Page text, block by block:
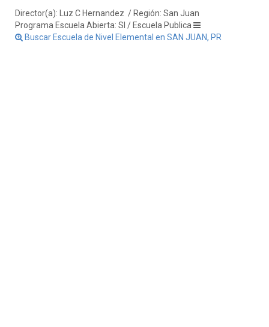
Director(a): Luz C Hernandez / Región: San Juan
Programa Escuela Abierta: SI / Escuela Publica
Buscar Escuela de Nivel Elemental en SAN JUAN, PR